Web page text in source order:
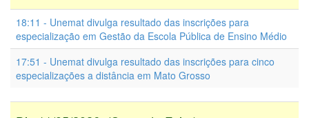
18:11 - Unemat divulga resultado das inscrições para
especialização em Gestão da Escola Pública de Ensino Médio
17:51 - Unemat divulga resultado das inscrições para cinco
especializações a distância em Mato Grosso